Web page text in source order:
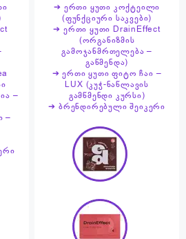
–
–
➔ ერთი ყუთი კოქტეილი
(ფუნქციური საკვები)
➔ ერთი ყუთი DrainEffect
(ორგანიზმის
გამოჯანმრთელება –
გაწმენდა)
➔ ერთი ყუთი ფიტო ჩაი –
LUX (კუჭ-ნაწლავის
გამწმენდი კურსი)
➔ ბრენდირებული შეიკერი